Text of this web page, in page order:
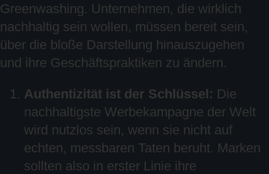
Greenwashing. Unternehmen, die wirklich
nachhaltig sein wollen, müssen bereit sein,
über die bloße Darstellung hinauszugehen
und ihre Geschäftspraktiken zu ändern.
Authentizität ist der Schlüssel: Die
nachhaltigste Werbekampagne der Welt
wird nutzlos sein, wenn sie nicht auf
echten, messbaren Taten beruht. Marken
sollten also in erster Linie ihre